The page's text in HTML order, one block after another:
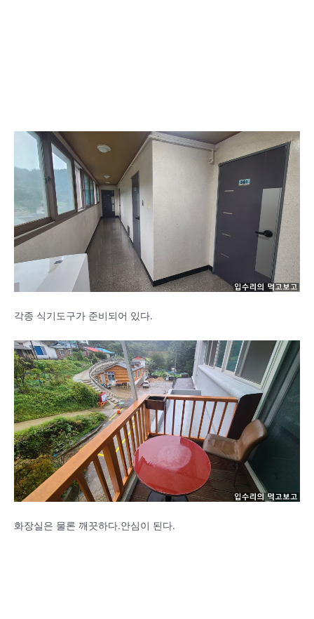
각종 식기도구가 준비되어 있다.
화장실은 물론 깨끗하다.안심이 된다.